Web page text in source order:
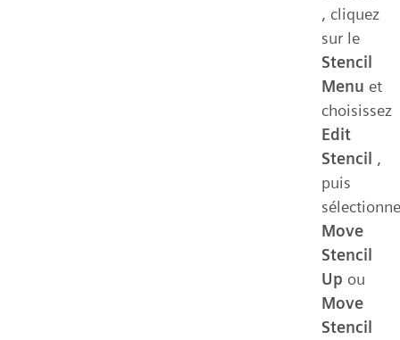
, cliquez
sur le
Stencil
Menu et
choisissez
Edit
Stencil
,
puis
Move
Stencil
Up ou
Move
Stencil